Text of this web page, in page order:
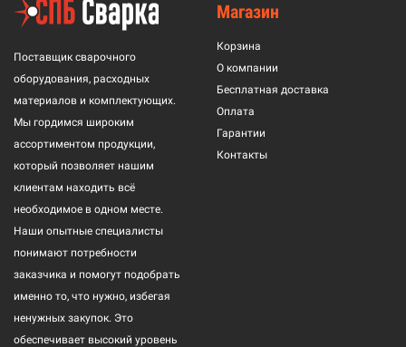
Поставщик сварочного
оборудования, расходных
материалов и комплектующих.
Мы гордимся широким
ассортиментом продукции,
который позволяет нашим
клиентам находить всё
необходимое в одном месте.
Наши опытные специалисты
понимают потребности
заказчика и помогут подобрать
именно то, что нужно, избегая
ненужных закупок. Это
обеспечивает высокий уровень
Магазин
Корзина
О компании
Бесплатная доставка
Оплата
Гарантии
Контакты